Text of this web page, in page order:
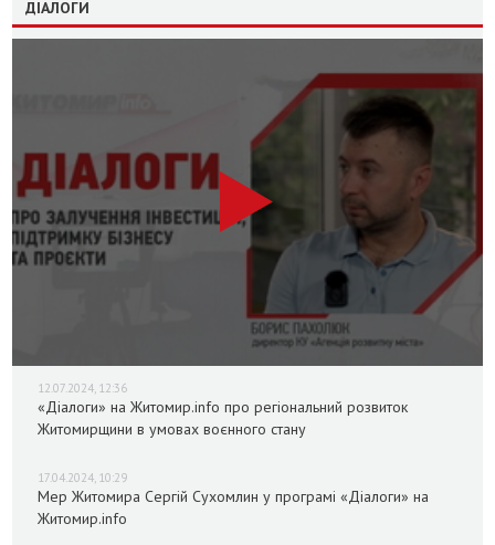
ДІАЛОГИ
12.07.2024, 12:36
«Діалоги» на Житомир.info про регіональний розвиток
Житомирщини в умовах воєнного стану
17.04.2024, 10:29
Мер Житомира Сергій Сухомлин у програмі «Діалоги» на
Житомир.info